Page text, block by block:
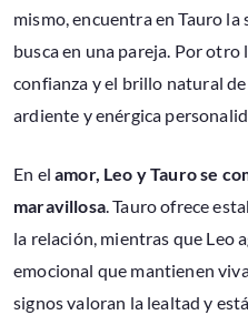
mismo, encuentra en Tauro
busca en una pareja. Por otro
confianza y el brillo natural
ardiente y enérgica
En elamor, Leo y Tauro se
maravillosa. Tauro ofrece
la relación, mientras que Leo
emocional que mantienen
signos valoran la lealtad y